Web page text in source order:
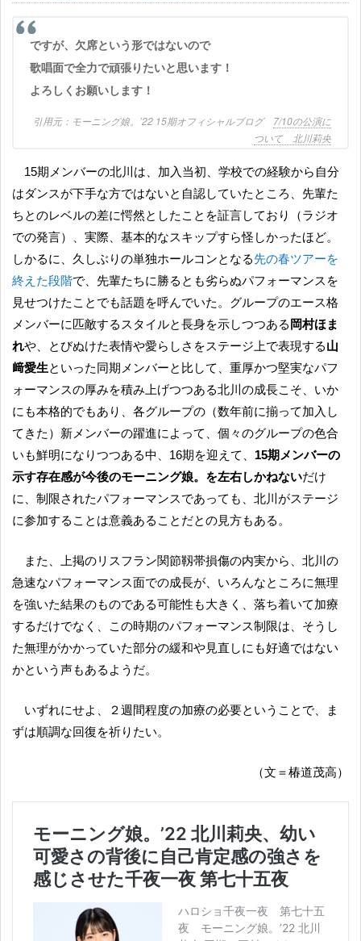
ですが、欠席という形ではないので
歌唱面で全力で頑張りたいと思います！
よろしくお願いします！
モーニング娘。’22 15期オフィシャルブログ 7/10の公演に
ついて 北川莉央
15期メンバーの北川は、加入当初、学校での経験から自分
はダンスが下手な方ではないと自認していたところ、先輩た
ちとのレベルの差に愕然としたことを証言しており（ラジオ
での発言）、実際、基本的なスキップすら怪しかったほど。
しかるに、久しぶりの単独ホールコンとなる先の春ツアーを
終えた段階で、先輩たちに勝るとも劣らぬパフォーマンスを
見せつけたことでも話題を呼んでいた。グループのエース格
メンバーに匹敵するスタイルと長身を示しつつある 岡村ほま
れや、とびぬけた表情や愛らしさをステージ上で表現する山
﨑愛生といった同期メンバーと比して、重厚かつ堅実なパフ
ォーマンスの厚みを積み上げつつある北川の成長こそ、いか
にも本格的でもあり、各グループの（数年前に揃って加入し
てきた）新メンバーの躍進によって、個々のグループの色合
いも鮮明になりつつある中、16期を迎えて、 15期メンバーの
示す存在感が今後のモーニング娘。を左右しかねないだけ
に、制限されたパフォーマンスであっても、北川がステージ
に参加することは意義あることだとの見方もある。
また、上掲のリスフラン関節靱帯損傷の内実から、北川の
急速なパフォーマンス面での成長が、いろんなところに無理
を強いた結果のものである可能性も大きく、落ち着いて加療
するだけでなく、この時期のパフォーマンス制限は、そうし
た無理がかかっていた部分の緩和や見直しにも好適ではない
かという声もあるようだ。
いずれにせよ、２週間程度の加療の必要ということで、ま
ずは順調な回復を祈りたい。
（文＝椿道茂高）